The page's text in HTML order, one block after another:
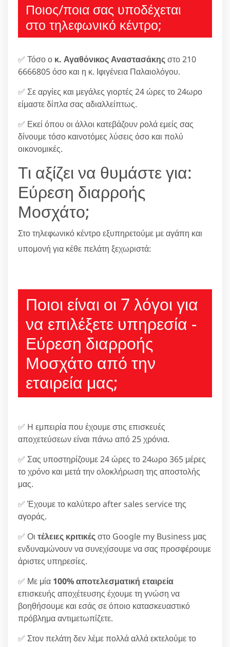
Ποιος/ποια σας υποδέχεται
στο τηλεφωνικό κέντρο;
✅ Τόσο ο κ. Αγαθόνικος Αναστασάκηςστο 210
6666805 όσο και η κ. Ιφιγένεια Παλαιολόγου.
✅ Σε αργίες και μεγάλες γιορτές 24 ώρες το 24ωρο
είμαστε δίπλα σας αδιαλλείπτως.
✅ Εκεί όπου οι άλλοι κατεβάζουν ρολά εμείς σας
δίνουμε τόσο καινοτόμες λύσεις όσο και πολύ
οικονομικές.
Τι αξίζει να θυμάστε για:
Εύρεση διαρροής
Μοσχάτο;
Στο τηλεφωνικό κέντρο εξυπηρετούμε με αγάπη και
υπομονή για κέθε πελάτη ξεχωριστά:
Ποιοι είναι οι 7 λόγοι για
να επιλέξετε υπηρεσία -
Εύρεση διαρροής
Μοσχάτο από την
εταιρεία μας;
✅ H εμπειρία που έχουμε στις επισκευές
αποχετεύσεων είναι πάνω από 25 χρόνια.
✅ Σας υποστηρίζουμε 24 ώρες το 24ωρο 365 μέρες
το χρόνο και μετά την ολοκλήρωση της αποστολής
μας.
✅ Έχουμε το καλύτερο after sales service της
αγοράς.
✅ Οι τέλειες κριτικέςστο Google my Business μας
ενδυναμώνουν να συνεχίσουμε να σας προσφέρουμε
άριστες υπηρεσίες.
✅ Με μία 100% αποτελεσματική εταιρεία
επισκευής αποχέτευσης έχουμε τη γνώση να
βοηθήσουμε και εσάς σε όποιο κατασκευαστικό
πρόβλημα αντιμετωπίζετε.
✅ Στον πελάτη δεν λέμε πολλά αλλά εκτελούμε το